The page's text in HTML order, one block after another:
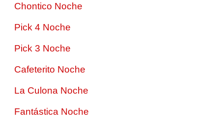
Chontico Noche
Pick 4 Noche
Pick 3 Noche
Cafeterito Noche
La Culona Noche
Fantástica Noche